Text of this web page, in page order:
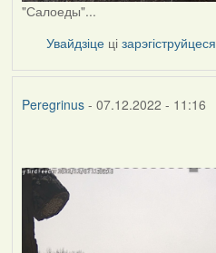
"Салоеды"...
Увайдзіце цізарэгіструйцеся
Peregrinus- 07.12.2022 - 11:16